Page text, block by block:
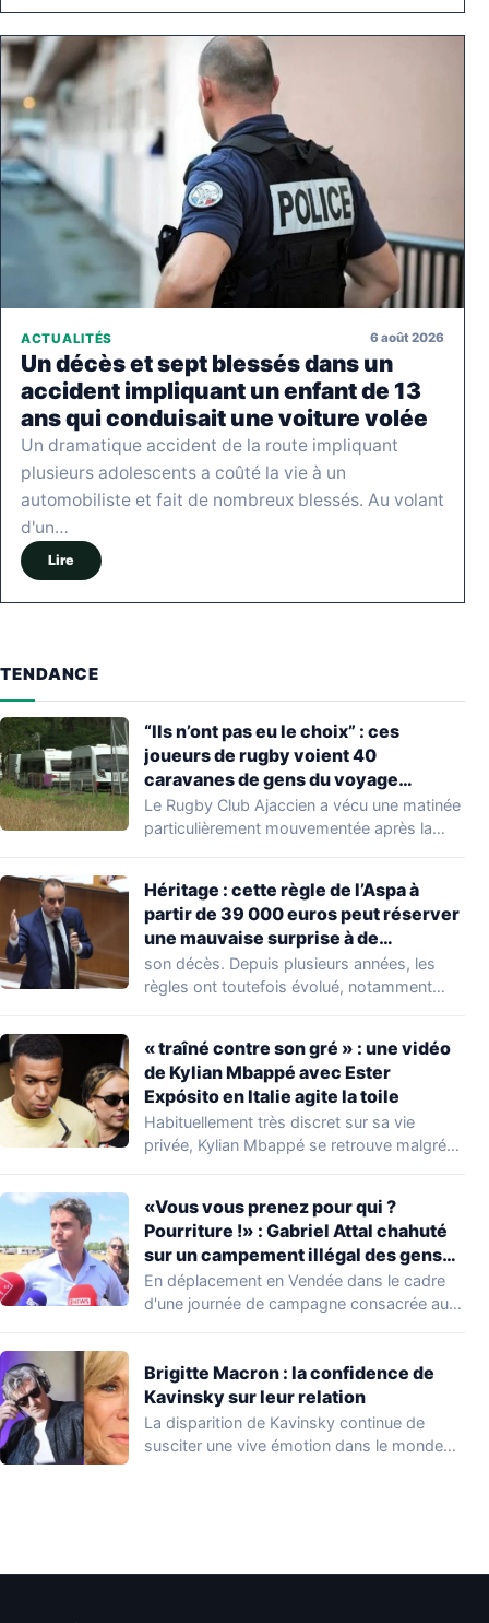
ACTUALITÉS 6 août 2026
Un décès et sept blessés dans un
accident impliquant un enfant de 13
ans qui conduisait une voiture volée
Un dramatique accident de la route impliquant
plusieurs adolescents a coûté la vie à un
automobiliste et fait de nombreux blessés. Au volant
d'un…
Lire
TENDANCE
“Ils n’ont pas eu le choix” : ces
joueurs de rugby voient 40
caravanes de gens du voyage
s’installer dans leur stade, ils les
délogent en moins d’1 heure
Le Rugby Club Ajaccien a vécu une matinée
particulièrement mouvementée après la
Héritage : cette règle de l’Aspa à
partir de 39 000 euros peut réserver
une mauvaise surprise à de
nombreuses familles
son décès. Depuis plusieurs années, les
règles ont toutefois évolué, notamment
« traîné contre son gré » : une vidéo
de Kylian Mbappé avec Ester
Expósito en Italie agite la toile
Habituellement très discret sur sa vie
privée, Kylian Mbappé se retrouve malgré
«Vous vous prenez pour qui ?
Pourriture !» : Gabriel Attal chahuté
sur un campement illégal des gens
du voyage
En déplacement en Vendée dans le cadre
d'une journée de campagne consacrée aux
Brigitte Macron : la confidence de
Kavinsky sur leur relation
La disparition de Kavinsky continue de
susciter une vive émotion dans le monde